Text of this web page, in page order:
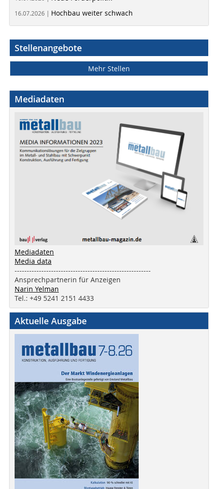
16.07.2026 | Hochbau weiter schwach
Stellenangebote
Mehr Stellen
Mediadaten
Mediadaten
Media data
--------------------------------------------------------
Ansprechpartnerin für Anzeigen
Narin Yelman
Tel.: +49 5241 2151 4433
Aktuelle Ausgabe